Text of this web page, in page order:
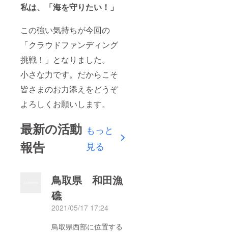
私は、「海を守りたい！」
この強い気持ちが今回の
「クラウドファンディング
挑戦！」となりました。
小さな力です。だからこそ
皆さまのお力添えをどうぞ
よろしくお願いします。
最新の活動
報告
もっと
見る
鳥取県 和田漁
礁
2021/05/17 17:24
鳥取県西部に位置する